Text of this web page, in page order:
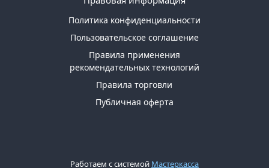
Политика конфиденциальности
Пользовательское соглашение
Правила применения
рекомендательных технологий
Правила торговли
Публичная оферта
Работаем с системой Мастеркасса